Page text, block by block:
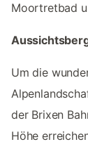
Moortretbad
Um die
der Brixen
Höhe